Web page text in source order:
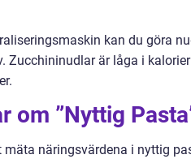
kan du göra
Zucchininudlar är låga i
om ”Nyttig
näringsvärdena i nyttig